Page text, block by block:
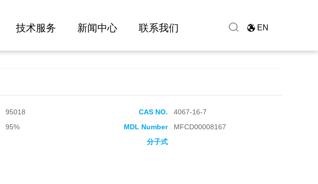
技术服务 新闻中心 联系我们 EN
95018 CAS NO.
4067-16-7
95% MDL Number
MFCD00008167
分子式